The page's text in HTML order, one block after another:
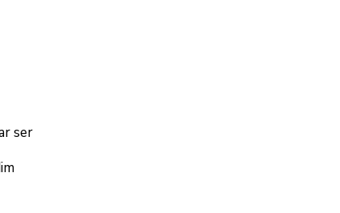
ser